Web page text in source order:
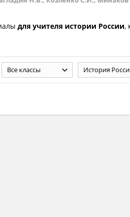
для учителя истории России,
Все классы